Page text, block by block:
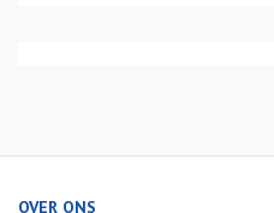
OVER ONS